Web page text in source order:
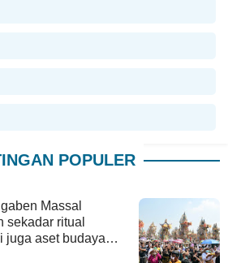
POPULER
Massal
sekadar ritual
juga aset budaya